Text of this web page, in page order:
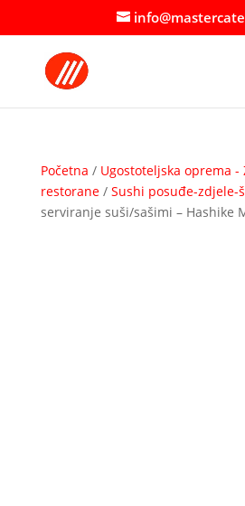
Početna / Ugostoteljska oprema -
restorane/ Sushi posuđe-zdjele-
serviranje suši/sašimi – Hashike